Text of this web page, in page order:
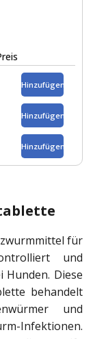
für
und
Diese
behandelt
und
Infektionen.